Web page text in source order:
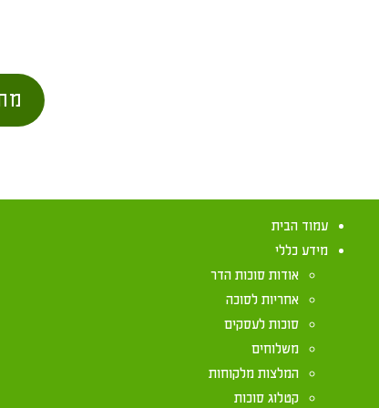
עמוד הבית
מידע כללי
אודות סוכות הדר
אחריות לסוכה
סוכות לעסקים
משלוחים
המלצות מלקוחות
קטלוג סוכותמה מזכירה